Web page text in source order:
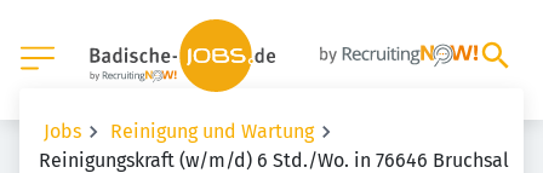
Jobs
Reinigung und Wartung
Reinigungskraft (w/m/d) 6 Std./Wo. in 76646 Bruchsal